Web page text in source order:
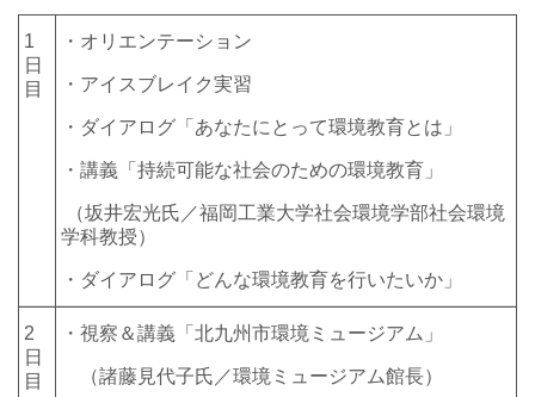
1
日
目
・オリエンテーション
・アイスブレイク実習
・ダイアログ「あなたにとって環境教育とは」
・講義「持続可能な社会のための環境教育」
（坂井宏光氏／福岡工業大学社会環境学部社会環境
学科教授）
・ダイアログ「どんな環境教育を行いたいか」
2
日
目
・視察＆講義「北九州市環境ミュージアム」
（諸藤見代子氏／環境ミュージアム館長）